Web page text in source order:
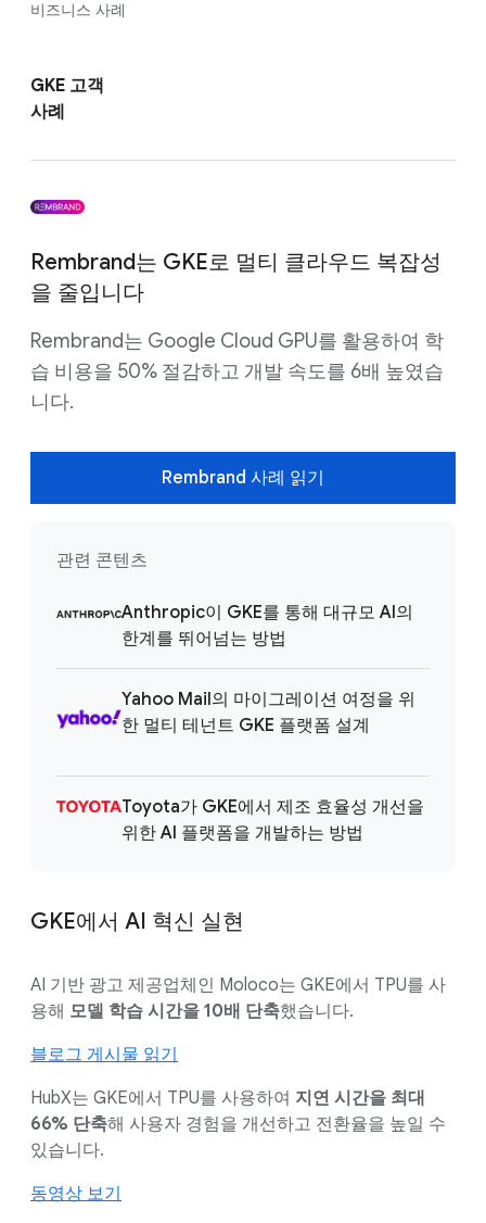
비즈니스 사례
GKE 고객
사례
Rembrand는 GKE로 멀티 클라우드 복잡성
을 줄입니다
Rembrand는 Google Cloud GPU를 활용하여 학
습 비용을 50% 절감하고 개발 속도를 6배 높였습
니다.
Rembrand 사례 읽기
관련 콘텐츠
Anthropic이 GKE를 통해 대규모 AI의
한계를 뛰어넘는 방법
Yahoo Mail의 마이그레이션 여정을 위
한 멀티 테넌트 GKE 플랫폼 설계
Toyota가 GKE에서 제조 효율성 개선을
위한 AI 플랫폼을 개발하는 방법
GKE에서 AI 혁신 실현
AI 기반 광고 제공업체인 Moloco는 GKE에서 TPU를 사
용해 모델 학습 시간을 10배 단축했습니다.
블로그 게시물 읽기
HubX는 GKE에서 TPU를 사용하여 지연 시간을 최대
66% 단축해 사용자 경험을 개선하고 전환율을 높일 수
있습니다.
동영상 보기